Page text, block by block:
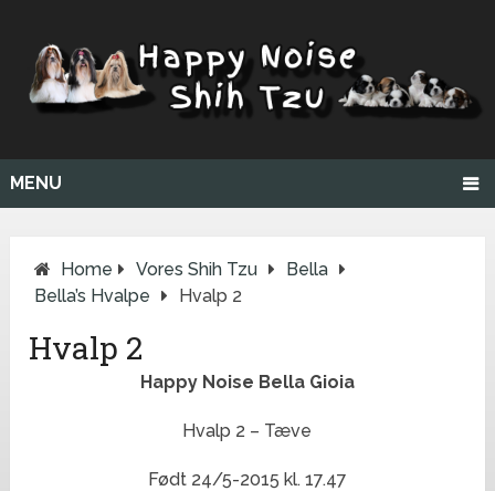
MENU
Home Vores Shih Tzu
Bella
Bella’s Hvalpe
Hvalp 2
Hvalp 2
Happy Noise Bella Gioia
Hvalp 2 – Tæve
Født 24/5-2015 kl. 17.47